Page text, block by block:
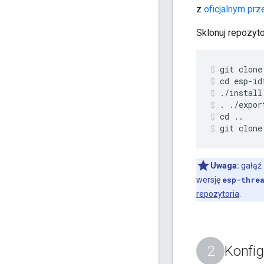
z oficjalnym
Sklonuj
git
cd esp-
./
. ./
cd ..
git
Uwaga: gałąź
wersję esp-
repozytoria